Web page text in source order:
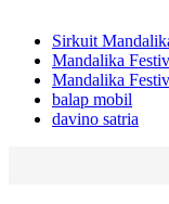
Sirkuit
Mandalika
Mandalika
balap mobil
davino satria